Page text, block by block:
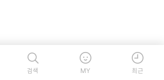
검색 MY 최근